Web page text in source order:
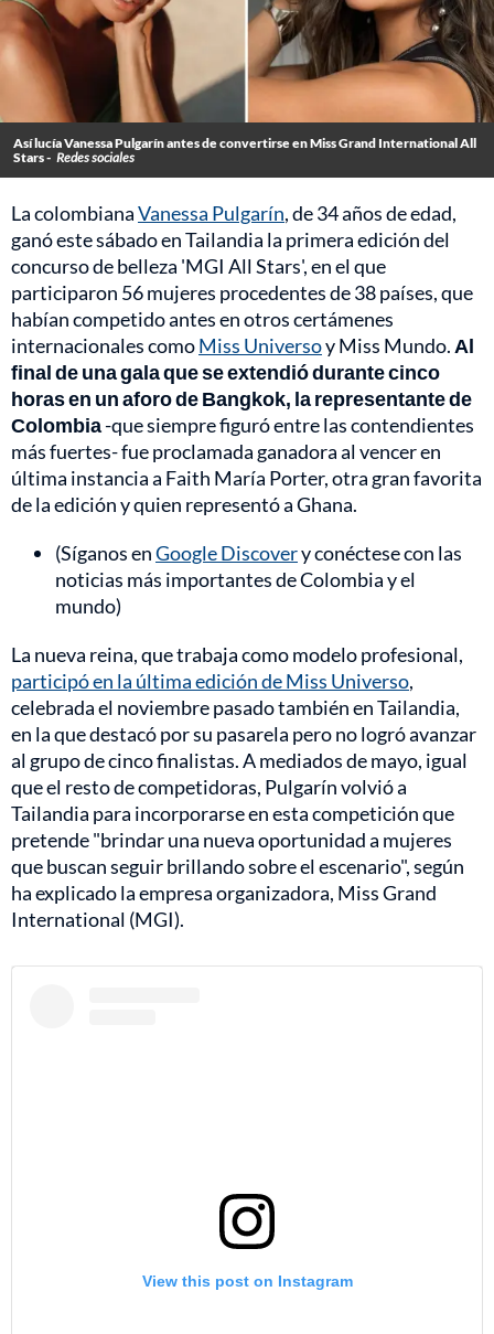
Así lucía Vanessa Pulgarín antes de convertirse en Miss Grand International All
Stars - Redes sociales
La colombianaVanessa Pulgarín, de 34 años de edad,
ganó este sábado en Tailandia la primera edición del
concurso de belleza 'MGI All Stars', en el que
participaron 56 mujeres procedentes de 38 países, que
habían competido antes en otros certámenes
internacionales comoMiss Universoy Miss Mundo. Al
final de una gala que se extendió durante cinco
horas en un aforo de Bangkok, la representante de
Colombia-que siempre figuró entre las contendientes
más fuertes- fue proclamada ganadora al vencer en
última instancia a Faith María Porter, otra gran favorita
de la edición y quien representó a Ghana.
(Síganos enGoogle Discovery conéctese con las
noticias más importantes de Colombia y el
mundo)
La nueva reina, que trabaja como modelo profesional,
participó en la última edición de Miss Universo,
celebrada el noviembre pasado también en Tailandia,
en la que destacó por su pasarela pero no logró avanzar
al grupo de cinco finalistas. A mediados de mayo, igual
que el resto de competidoras, Pulgarín volvió a
Tailandia para incorporarse en esta competición que
pretende "brindar una nueva oportunidad a mujeres
que buscan seguir brillando sobre el escenario", según
ha explicado la empresa organizadora, Miss Grand
International (MGI).
View this post on Instagram